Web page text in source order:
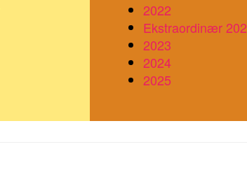
2022
Ekstraordinær
2023
2024
2025